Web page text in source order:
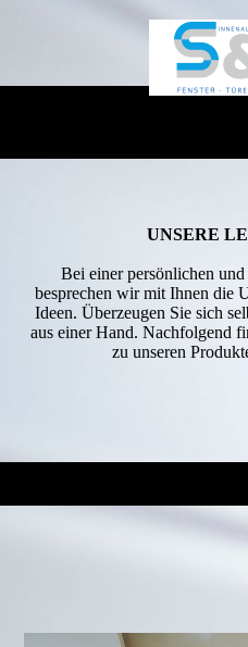
UNSERE
Bei einer persönlichen
besprechen wir mit Ihnen die
Ideen. Überzeugen Sie sich
aus einer Hand. Nachfolgend
zu unseren